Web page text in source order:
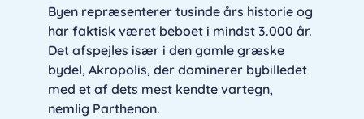
Byen repræsenterer tusinde års historie og
har faktisk været beboet i mindst 3.000 år.
Det afspejles især i den gamle græske
bydel, Akropolis, der dominerer bybilledet
med et af dets mest kendte vartegn,
nemlig Parthenon.